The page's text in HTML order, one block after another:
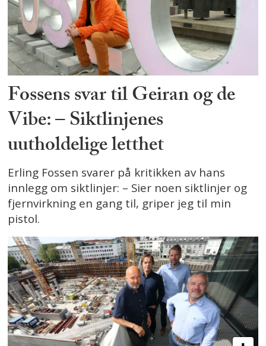
Fossens svar til Geiran og de
Vibe: – Siktlinjenes
uutholdelige letthet
Erling Fossen svarer på kritikken av hans
innlegg om siktlinjer: – Sier noen siktlinjer og
fjernvirkning en gang til, griper jeg til min
pistol.